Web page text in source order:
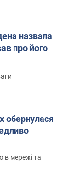
назвала
про його
обернулася
в мережі та